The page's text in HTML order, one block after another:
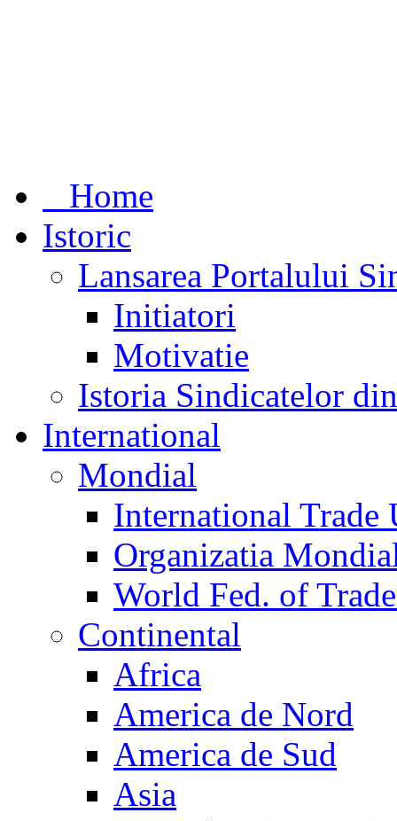
Home
Istoric
Lansarea Portalului
Initiatori
Motivatie
Istoria Sindicatelor
International
Mondial
International Trade
Organizatia
World Fed. of
Continental
Africa
America de Nord
America de Sud
Asia